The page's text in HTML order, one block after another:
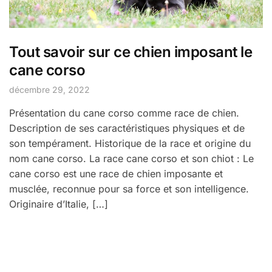
Tout savoir sur ce chien imposant le
cane corso
décembre 29, 2022
Présentation du cane corso comme race de chien.
Description de ses caractéristiques physiques et de
son tempérament. Historique de la race et origine du
nom cane corso. La race cane corso et son chiot : Le
cane corso est une race de chien imposante et
musclée, reconnue pour sa force et son intelligence.
Originaire d’Italie, […]